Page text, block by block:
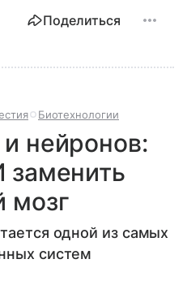
Поделиться
Биотехнологии
нейронов:
мозг
одной из самых
систем